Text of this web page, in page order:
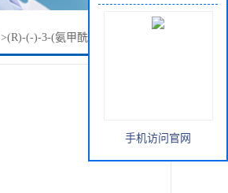
>(R)-(-)-3-(氨甲酰甲基)-5-甲基己酸
手机访问官网